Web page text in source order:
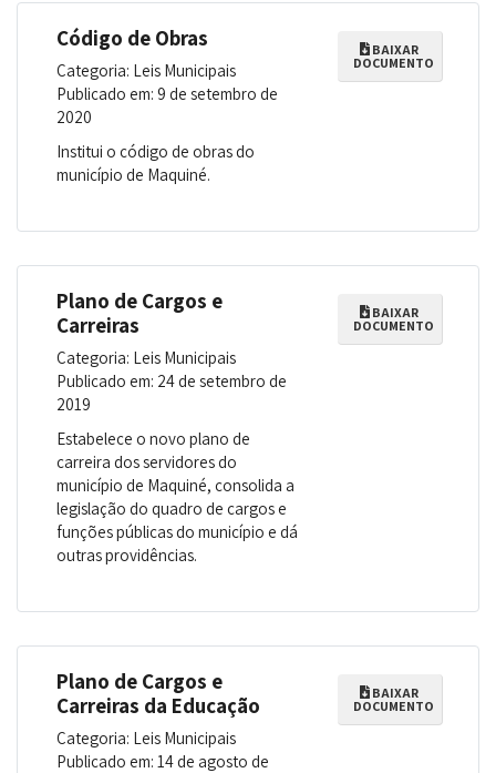
Código de Obras
Categoria: Leis Municipais
Publicado em: 9 de setembro de
2020
Institui o código de obras do
município de Maquiné.
BAIXAR
DOCUMENTO
Plano de Cargos e
Carreiras
Categoria: Leis Municipais
Publicado em: 24 de setembro de
2019
Estabelece o novo plano de
carreira dos servidores do
município de Maquiné, consolida a
legislação do quadro de cargos e
funções públicas do município e dá
outras providências.
BAIXAR
DOCUMENTO
Plano de Cargos e
Carreiras da Educação
Categoria: Leis Municipais
Publicado em: 14 de agosto de
BAIXAR
DOCUMENTO